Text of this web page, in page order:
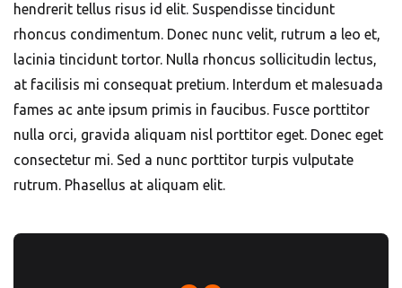
hendrerit tellus risus id elit. Suspendisse tincidunt
rhoncus condimentum. Donec nunc velit, rutrum a leo et,
lacinia tincidunt tortor. Nulla rhoncus sollicitudin lectus,
at facilisis mi consequat pretium. Interdum et malesuada
fames ac ante ipsum primis in faucibus. Fusce porttitor
nulla orci, gravida aliquam nisl porttitor eget. Donec eget
consectetur mi. Sed a nunc porttitor turpis vulputate
rutrum. Phasellus at aliquam elit.